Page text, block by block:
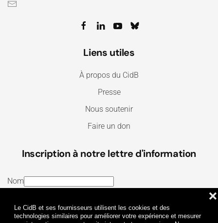
Le CidB et ses fournisseurs utilisent les cookies et des
technologies similaires pour améliorer votre expérience et mesurer
❌
Liens utiles
À propos du CidB
Presse
Nous soutenir
Faire un don
Inscription à notre lettre d'information
Nom
J’ai lu et j’accepte lesTermes et conditionset la